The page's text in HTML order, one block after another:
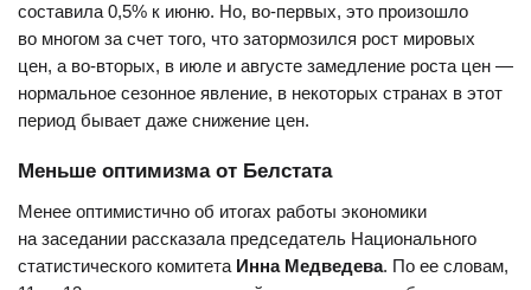
составила 0,5% к июню. Но, во-первых, это произошло
во многом за счет того, что затормозился рост мировых
цен, а во-вторых, в июле и августе замедление роста цен —
нормальное сезонное явление, в некоторых странах в этот
период бывает даже снижение цен.
Меньше оптимизма от Белстата
Менее оптимистично об итогах работы экономики
на заседании рассказала председатель Национального
статистического комитета Инна Медведева. По ее словам,